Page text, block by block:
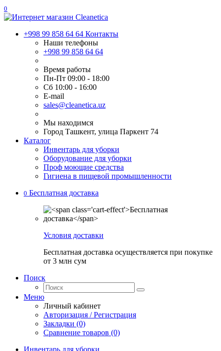
0
+998 99 858 64 64 Контакты
Наши телефоны
+998 99 858 64 64
Время работы
Пн-Пт 09:00 - 18:00
Сб 10:00 - 16:00
E-mail
sales@cleanetica.uz
Мы находимся
Город Ташкент, улица Паркент 74
Каталог
Инвентарь для уборки
Оборудование для уборки
Проф моющие средства
Гигиена в пищевой промышленности
0 Бесплатная доставка
Условия доставки
Бесплатная доставка осуществляется при покупке
от 3 млн сум
Поиск
Меню
Личный кабинет
Авторизация / Регистрация
Закладки (0)
Сравнение товаров (0)
Инвентарь для уборки